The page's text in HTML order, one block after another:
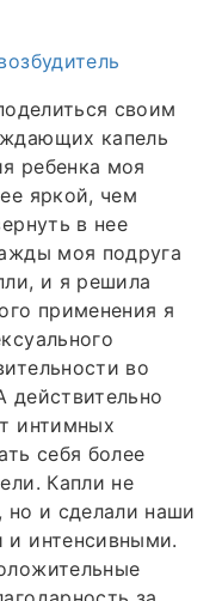
своим
капель
ребенка моя
яркой, чем
в нее
моя подруга
и я решила
применения я
во
действительно
интимных
себя более
Капли не
но и сделали наши
и интенсивными.